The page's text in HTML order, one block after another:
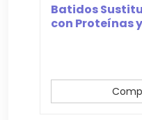
Batidos
con Proteínas